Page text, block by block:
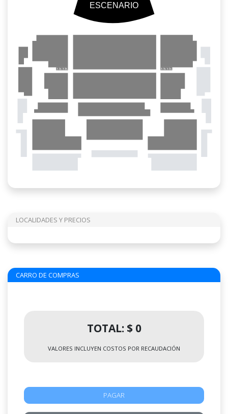
ESCENARIO
LOCALIDADES Y PRECIOS
CARRO DE COMPRAS
TOTAL: $ 0
VALORES INCLUYEN COSTOS POR RECAUDACIÓN
PAGAR